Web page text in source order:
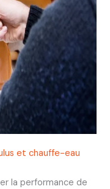
et chauffe-eau
la performance de